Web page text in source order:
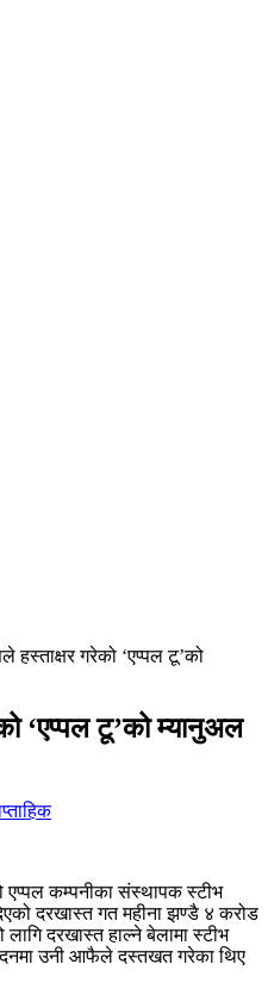
हस्ताक्षर गरेको ‘एप्पल टू’को
‘एप्पल टू’को म्यानुअल
एप्पल कम्पनीका संस्थापक स्टीभ
दरखास्त गत महीना झण्डै ४ करोड
दरखास्त हाल्ने बेलामा स्टीभ
उनी आफैले दस्तखत गरेका थिए